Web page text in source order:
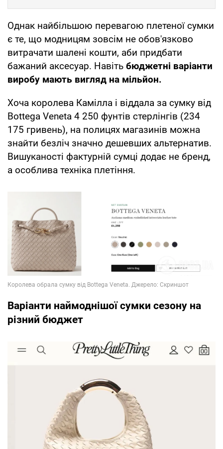
Однак найбільшою перевагою плетеної сумки
є те, що модницям зовсім не обов'язково
витрачати шалені кошти, аби придбати
бажаний аксесуар. Навіть бюджетні варіанти
виробу мають вигляд на мільйон.
Хоча королева Камілла і віддала за сумку від
Bottega Veneta 4 250 фунтів стерлінгів (234
175 гривень), на полицях магазинів можна
знайти безліч значно дешевших альтернатив.
Вишуканості фактурній сумці додає не бренд,
а особлива техніка плетіння.
Варіанти наймоднішої сумки сезону на
різний бюджет